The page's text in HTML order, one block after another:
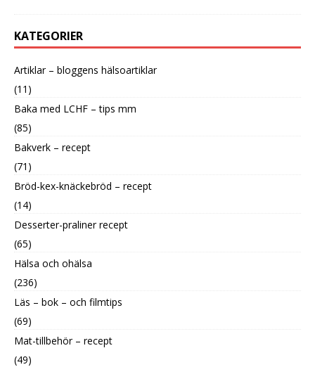
KATEGORIER
Artiklar – bloggens hälsoartiklar
(11)
Baka med LCHF – tips mm
(85)
Bakverk – recept
(71)
Bröd-kex-knäckebröd – recept
(14)
Desserter-praliner recept
(65)
Hälsa och ohälsa
(236)
Läs – bok – och filmtips
(69)
Mat-tillbehör – recept
(49)